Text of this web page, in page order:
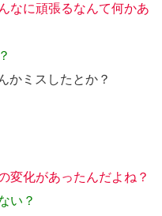
なに頑張るなんて何かあ
かミスしたとか？
変化があったんだよね？
い？